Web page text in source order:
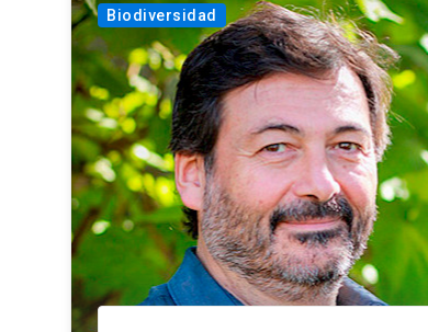
Biodiversidad